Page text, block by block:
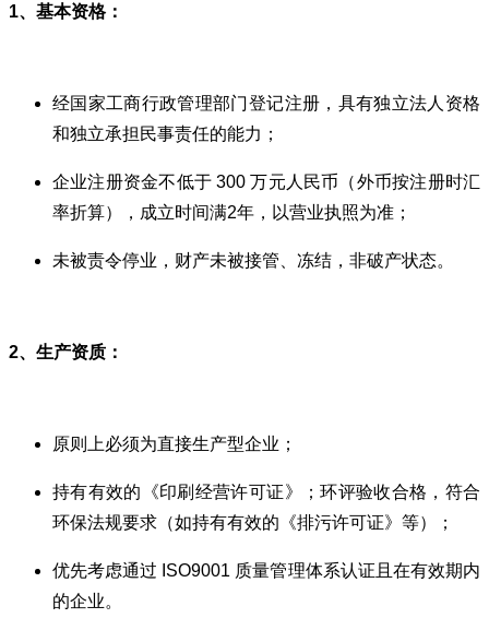
1、基本资格：
经国家工商行政管理部门登记注册，具有独立法人资格
和独立承担民事责任的能力；
企业注册资金不低于 300 万元人民币（外币按注册时汇
率折算），成立时间满2年，以营业执照为准；
未被责令停业，财产未被接管、冻结，非破产状态。
2、生产资质：
原则上必须为直接生产型企业；
持有有效的《印刷经营许可证》；环评验收合格，符合
环保法规要求（如持有有效的《排污许可证》等）；
优先考虑通过 ISO9001 质量管理体系认证且在有效期内
的企业。